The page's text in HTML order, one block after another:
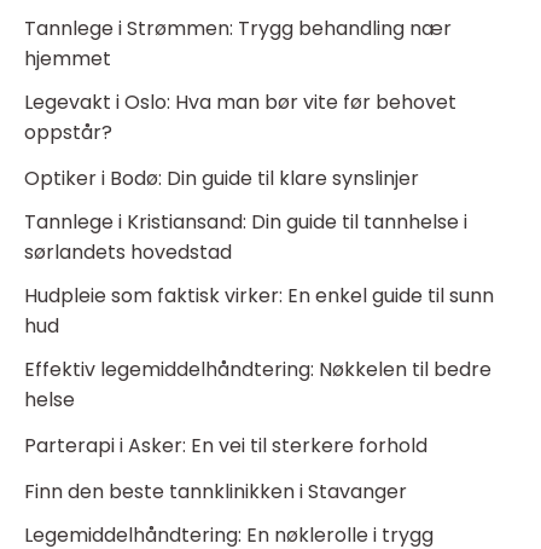
Tannlege i Strømmen: Trygg behandling nær
hjemmet
Legevakt i Oslo: Hva man bør vite før behovet
oppstår?
Optiker i Bodø: Din guide til klare synslinjer
Tannlege i Kristiansand: Din guide til tannhelse i
sørlandets hovedstad
Hudpleie som faktisk virker: En enkel guide til sunn
hud
Effektiv legemiddelhåndtering: Nøkkelen til bedre
helse
Parterapi i Asker: En vei til sterkere forhold
Finn den beste tannklinikken i Stavanger
Legemiddelhåndtering: En nøklerolle i trygg